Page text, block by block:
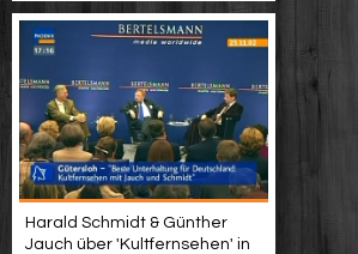
Harald Schmidt & Günther
Jauch über 'Kultfernsehen' in